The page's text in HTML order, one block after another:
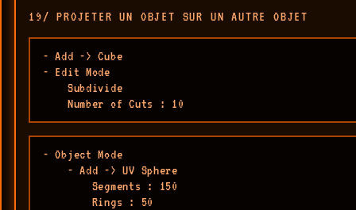
19/ PROJETER UN OBJET SUR UN AUTRE OBJET
- Add -> Cube
- Edit Mode
    Subdivide
    Number of Cuts : 10
- Object Mode
    - Add -> UV Sphere
        Segments : 150
        Rings : 50